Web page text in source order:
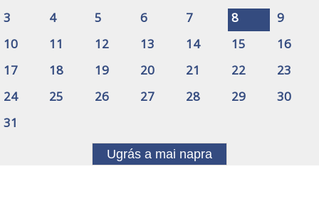
3
4 5 6 7 8
9
10
11 12 13 14 15
16
17
18 19 20 21 22
23
24
25 26 27 28 29
30
31
Ugrás a mai napra